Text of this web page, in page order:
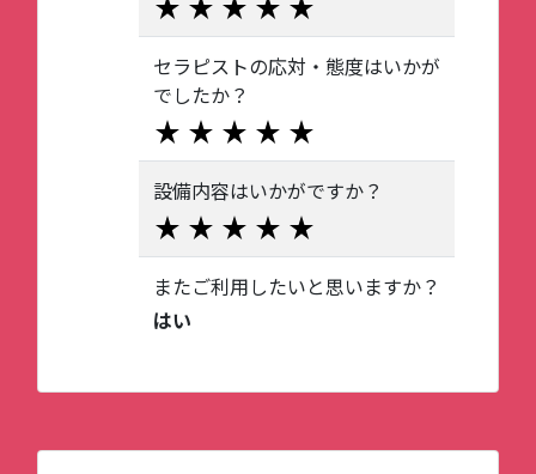
セラピストの応対・態度はいかが
でしたか？
設備内容はいかがですか？
またご利用したいと思いますか？
はい